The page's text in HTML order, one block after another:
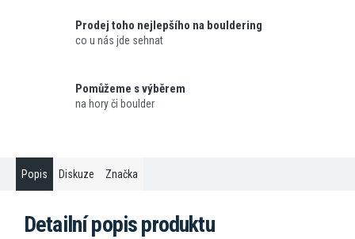
Prodej toho nejlepšího na bouldering
co u nás jde sehnat
Pomůžeme s výběrem
na hory či boulder
Popis Diskuze Značka
Detailní popis produktu